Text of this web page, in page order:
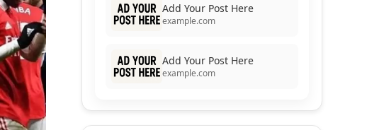
Add Your Post Here
example.com
Add Your Post Here
example.com